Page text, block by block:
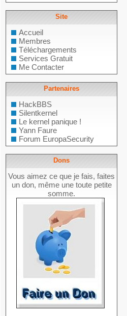
Site
Accueil
Membres
Téléchargements
Services Gratuit
Me Contacter
Partenaires
HackBBS
Silentkernel
Le kernel panique !
Yann Faure
Forum EuropaSecurity
Dons
Vous aimez ce que je fais, faites
un don, même une toute petite
somme.